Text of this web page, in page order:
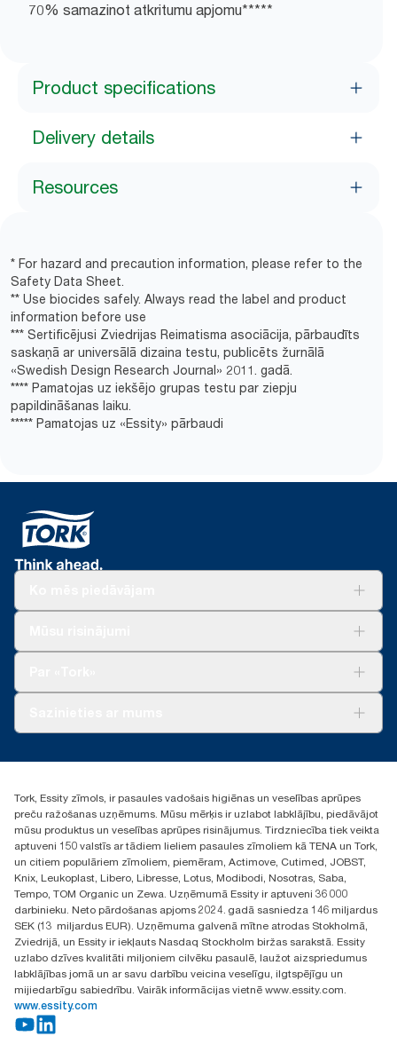
70% samazinot atkritumu apjomu​*****
Product specifications
Delivery details
Resources
* For hazard and precaution information, please refer to the
Safety Data Sheet.
** Use biocides safely. Always read the label and product
information before use
*** Sertificējusi Zviedrijas Reimatisma asociācija, pārbaudīts
saskaņā ar universālā dizaina testu, publicēts žurnālā
«Swedish Design Research Journal» 2011. gadā.
**** Pamatojas uz iekšējo grupas testu par ziepju
papildināšanas laiku.
***** Pamatojas uz «Essity» pārbaudi
+371 29141799
Atrast izplatītāju
Ulbrokas street 19A
Riga, Latvija
LV-1028
Tork, Essity zīmols, ir pasaules vadošais higiēnas un veselības aprūpes
preču ražošanas uzņēmums. Mūsu mērķis ir uzlabot labklājību, piedāvājot
mūsu produktus un veselības aprūpes risinājumus. Tirdzniecība tiek veikta
aptuveni 150 valstīs ar tādiem lieliem pasaules zīmoliem kā TENA un Tork,
un citiem populāriem zīmoliem, piemēram, Actimove, Cutimed, JOBST,
Knix, Leukoplast, Libero, Libresse, Lotus, Modibodi, Nosotras, Saba,
Tempo, TOM Organic un Zewa. Uzņēmumā Essity ir aptuveni 36 000
darbinieku. Neto pārdošanas apjoms 2024. gadā sasniedza 146 miljardus
SEK (13 miljardus EUR). Uzņēmuma galvenā mītne atrodas Stokholmā,
Zviedrijā, un Essity ir iekļauts Nasdaq Stockholm biržas sarakstā. Essity
uzlabo dzīves kvalitāti miljoniem cilvēku pasaulē, laužot aizspriedumus
labklājības jomā un ar savu darbību veicina veselīgu, ilgtspējīgu un
mijiedarbīgu sabiedrību. Vairāk informācijas vietnē www.essity.com.
www.essity.com